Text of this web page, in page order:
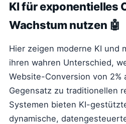
KI für exponentielles
Wachstum nutzen 🤖
Hier zeigen moderne KI und
ihren wahren Unterschied,
Website-Conversion von 2%
Gegensatz zu traditionellen
Systemen bieten KI-
dynamische,